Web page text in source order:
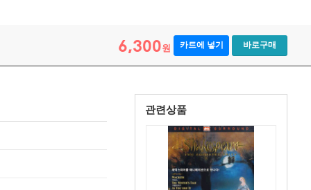
6,300원 카트에 넣기 바로구매
관련상품